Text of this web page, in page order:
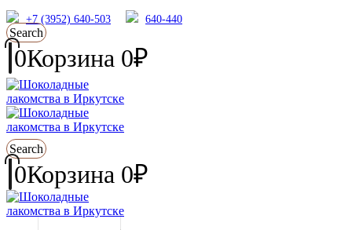
+7 (3952) 640-503 640-440
Search
0Корзина 0₽
Search
0Корзина 0₽